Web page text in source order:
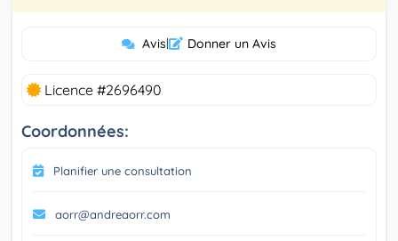
Avis| Donner un Avis
Licence #2696490
Coordonnées:
Planifier une consultation
aorr@andreaorr.com